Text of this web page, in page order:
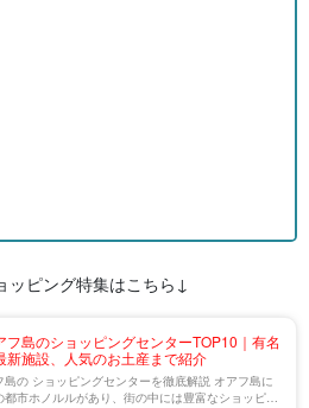
ッピング特集はこちら↓
フ島のショッピングセンターTOP10｜有名
新施設、人気のお土産まで紹介
島の ショッピングセンターを徹底解説 オアフ島に
都市ホノルルがあり、街の中には豊富なショッピン